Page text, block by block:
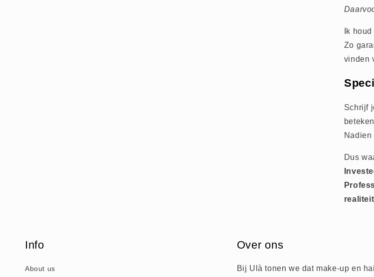
Ik
Zo
vinden
Schrijf
Nadien
Dus
Info
About us
Over ons
Bij Ulà tonen we dat make-up en